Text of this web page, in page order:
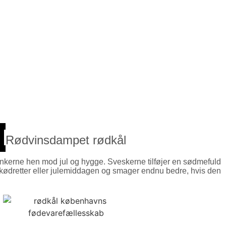
Rødvinsdampet rødkål
hen mod jul og hygge. Sveskerne tilføjer en sødmefuld
eller julemiddagen og smager endnu bedre, hvis den